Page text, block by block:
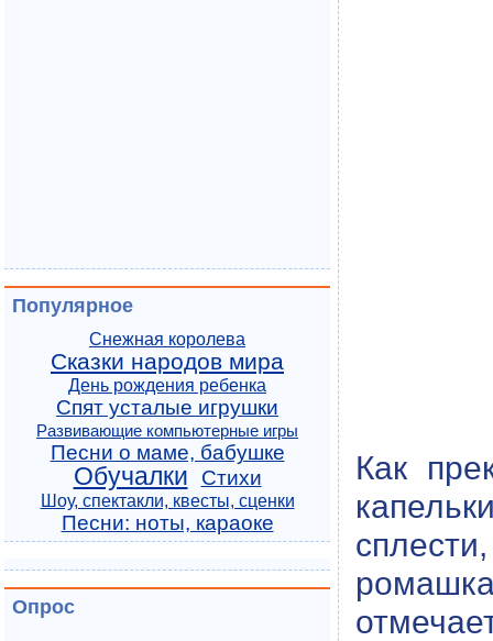
Как
Популярное
Снежная королева
Сказки народов мира
День рождения ребенка
Спят усталые игрушки
Развивающие компьютерные игры
Песни о маме, бабушке
Обучалки Стихи
Шоу, спектакли, квесты, сценки
Песни: ноты, караоке
Опрос